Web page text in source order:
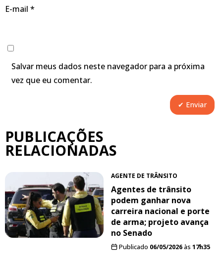
E-mail *
Salvar meus dados neste navegador para a próxima
vez que eu comentar.
PUBLICAÇÕES
RELACIONADAS
AGENTE DE TRÂNSITO
Agentes de trânsito
podem ganhar nova
carreira nacional e porte
de arma; projeto avança
no Senado
Publicado 06/05/2026às 17h35